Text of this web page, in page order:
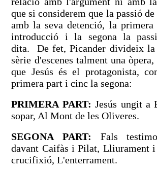
que si considerem que la passió
amb la seva detenció, la primera
introducció i la segona la
dita. De fet, Picander divideix la
sèrie d'escenes talment una òpera,
que Jesús és el protagonista,
primera part i cinc la segona:
PRIMERA PART:Jesús ungit a
sopar, Al Mont de les Oliveres.
SEGONA PART: Fals
davant Caifàs i Pilat, Lliurament
crucifixió, L'enterrament.